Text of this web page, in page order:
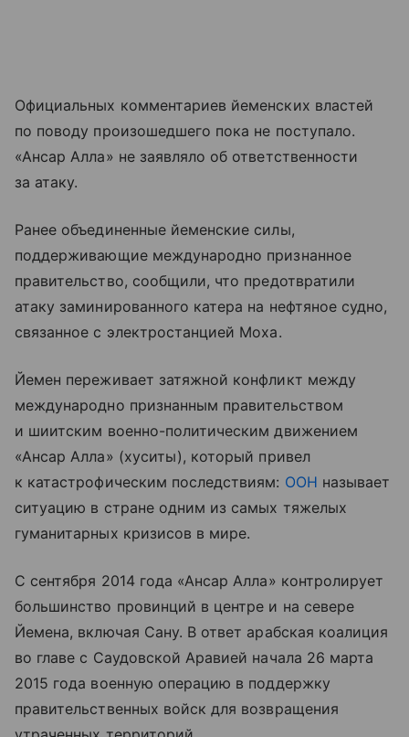
Официальных комментариев йеменских властей
по поводу произошедшего пока не поступало.
«Ансар Алла» не заявляло об ответственности
за атаку.
Ранее объединенные йеменские силы,
поддерживающие международно признанное
правительство, сообщили, что предотвратили
атаку заминированного катера на нефтяное судно,
связанное с электростанцией Моха.
Йемен переживает затяжной конфликт между
международно признанным правительством
и шиитским военно-политическим движением
«Ансар Алла» (хуситы), который привел
к катастрофическим последствиям: ООН называет
ситуацию в стране одним из самых тяжелых
гуманитарных кризисов в мире.
С сентября 2014 года «Ансар Алла» контролирует
большинство провинций в центре и на севере
Йемена, включая Сану. В ответ арабская коалиция
во главе с Саудовской Аравией начала 26 марта
2015 года военную операцию в поддержку
правительственных войск для возвращения